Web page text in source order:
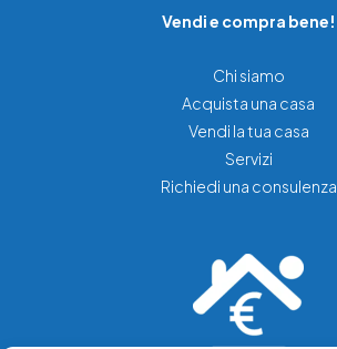
Vendi e compra bene!
Chi siamo
Acquista una casa
Vendi la tua casa
Servizi
Richiedi una consulenza